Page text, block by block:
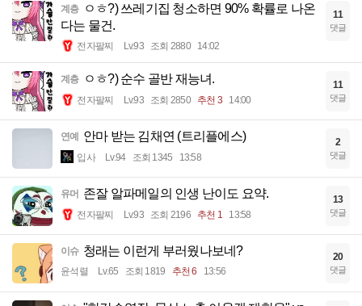
계층
ㅇㅎ?) 쓰레기집 청소하면 90% 확률로 나온
다는 물건.
전자팔찌 Lv.93 조회 2880 14:02
11
댓글
계층 ㅇㅎ?) 순수 골반 재능녀.
전자팔찌 Lv.93 조회 2850 추천 3 14:00
11
댓글
연예 안마 받는 김채연 (트리플에스)
입사 Lv.94 조회 1345 13:58
2
댓글
유머 존잘 알파메일의 인생 난이도 요약.
전자팔찌 Lv.93 조회 2196 추천 1 13:58
13
댓글
이슈 청래는 이런게 부러웠나보네?
윤석렬 Lv.65 조회 1819 추천 6 13:56
20
댓글